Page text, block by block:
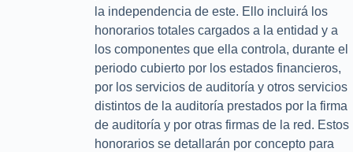
la independencia de este. Ello incluirá los
honorarios totales cargados a la entidad y a
los componentes que ella controla, durante el
periodo cubierto por los estados financieros,
por los servicios de auditoría y otros servicios
distintos de la auditoría prestados por la firma
de auditoría y por otras firmas de la red. Estos
honorarios se detallarán por concepto para